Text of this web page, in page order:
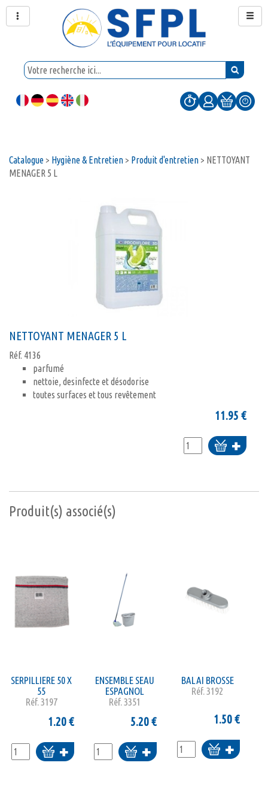
Catalogue> Hygiène & Entretien> Produit d'entretien> NETTOYANT
MENAGER 5 L
NETTOYANT MENAGER 5 L
Réf. 4136
parfumé
nettoie, desinfecte et désodorise
toutes surfaces et tous revêtement
11.95 €
Ajouter
au
Produit(s) associé(s)
SERPILLIERE 50 X
55
Réf.3197
1.20€
Ajouter
au
ENSEMBLE SEAU
ESPAGNOL
Réf.3351
5.20€
Ajouter
au
BALAI BROSSE
Réf.3192
1.50€
Ajouter
au